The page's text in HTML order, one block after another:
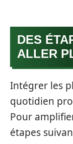
DES
ALLER
Intégrer les
quotidien
Pour
étapes